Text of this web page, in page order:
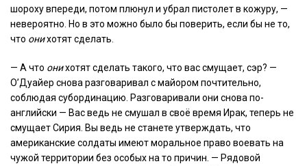
шороху впереди, потом плюнул и убрал пистолет в кожуру, —
невероятно. Но в это можно было бы поверить, если бы не то,
что онихотят сделать.
— А что онихотят сделать такого, что вас смущает, сэр? —
О’Дуайер снова разговаривал с майором почтительно,
соблюдая субординацию. Разговаривали они снова по-
английски — Вас ведь не смушал в своё время Ирак, теперь не
смущает Сирия. Вы ведь не станете утверждать, что
американские солдаты имеют моральное право воевать на
чужой территории без особых на то причин. — Рядовой